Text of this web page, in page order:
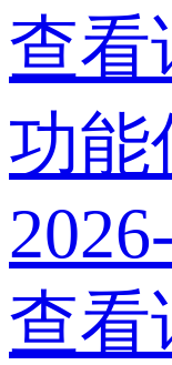
查看
功能
查看